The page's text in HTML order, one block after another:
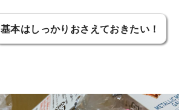
基本はしっかりおさえておきたい！